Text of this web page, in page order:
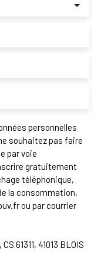
personnelles
souhaitez pas faire
par voie
gratuitement
téléphonique,
la consommation,
ou par courrier
61311, 41013 BLOIS